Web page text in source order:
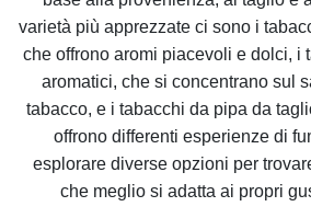
varietà più apprezzate ci sono i
che offrono aromi piacevoli e dolci, i
aromatici, che si concentrano sul
tabacco, e i tabacchi da pipa da
offrono differenti esperienze di
esplorare diverse opzioni per
che meglio si adatta ai propri